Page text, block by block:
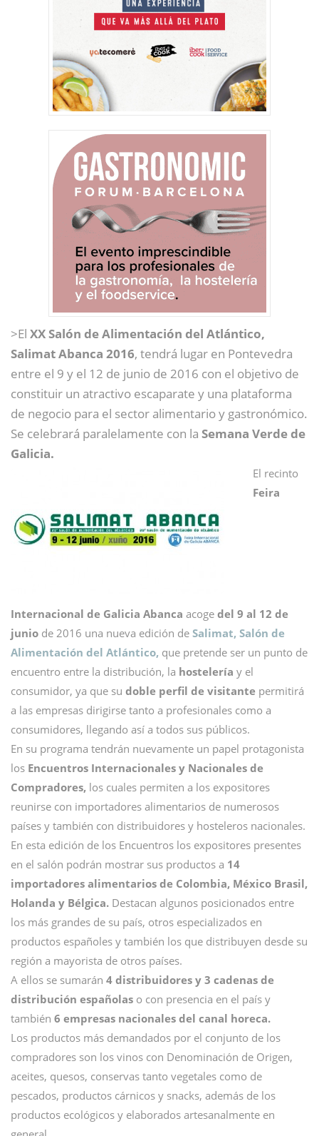
>El XX Salón de Alimentación del Atlántico,
Salimat Abanca 2016, tendrá lugar en Pontevedra
entre el 9 y el 12 de junio de 2016 con el objetivo de
constituir un atractivo escaparate y una plataforma
de negocio para el sector alimentario y gastronómico.
Se celebrará paralelamente con la Semana Verde de
Galicia.
El recinto
Feira
Internacional de Galicia Abanca acoge del 9 al 12 de
junio de 2016 una nueva edición de Salimat, Salón de
Alimentación del Atlántico, que pretende ser un punto de
encuentro entre la distribución, la hostelería y el
consumidor, ya que su doble perfil de visitante permitirá
a las empresas dirigirse tanto a profesionales como a
consumidores, llegando así a todos sus públicos.
En su programa tendrán nuevamente un papel protagonista
los Encuentros Internacionales y Nacionales de
Compradores, los cuales permiten a los expositores
reunirse con importadores alimentarios de numerosos
países y también con distribuidores y hosteleros nacionales.
En esta edición de los Encuentros los expositores presentes
en el salón podrán mostrar sus productos a 14
importadores alimentarios de Colombia, México Brasil,
Holanda y Bélgica. Destacan algunos posicionados entre
los más grandes de su país, otros especializados en
productos españoles y también los que distribuyen desde su
región a mayorista de otros países.
A ellos se sumarán 4 distribuidores y 3 cadenas de
distribución españolas o con presencia en el país y
también 6 empresas nacionales del canal horeca.
Los productos más demandados por el conjunto de los
compradores son los vinos con Denominación de Origen,
aceites, quesos, conservas tanto vegetales como de
pescados, productos cárnicos y snacks, además de los
productos ecológicos y elaborados artesanalmente en